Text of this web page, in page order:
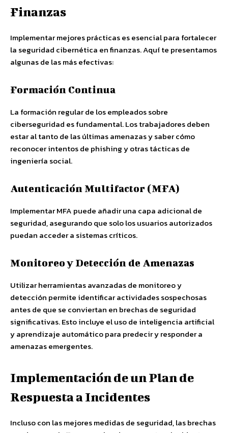
Finanzas
Implementar mejores prácticas es esencial para fortalecer
la seguridad cibernética en finanzas. Aquí te presentamos
algunas de las más efectivas:
Formación Continua
La formación regular de los empleados sobre
ciberseguridad es fundamental. Los trabajadores deben
estar al tanto de las últimas amenazas y saber cómo
reconocer intentos de phishing y otras tácticas de
ingeniería social.
Autenticación Multifactor (MFA)
Implementar MFA puede añadir una capa adicional de
seguridad, asegurando que solo los usuarios autorizados
puedan acceder a sistemas críticos.
Monitoreo y Detección de Amenazas
Utilizar herramientas avanzadas de monitoreo y
detección permite identificar actividades sospechosas
antes de que se conviertan en brechas de seguridad
significativas. Esto incluye el uso de inteligencia artificial
y aprendizaje automático para predecir y responder a
amenazas emergentes.
Implementación de un Plan de
Respuesta a Incidentes
Incluso con las mejores medidas de seguridad, las brechas